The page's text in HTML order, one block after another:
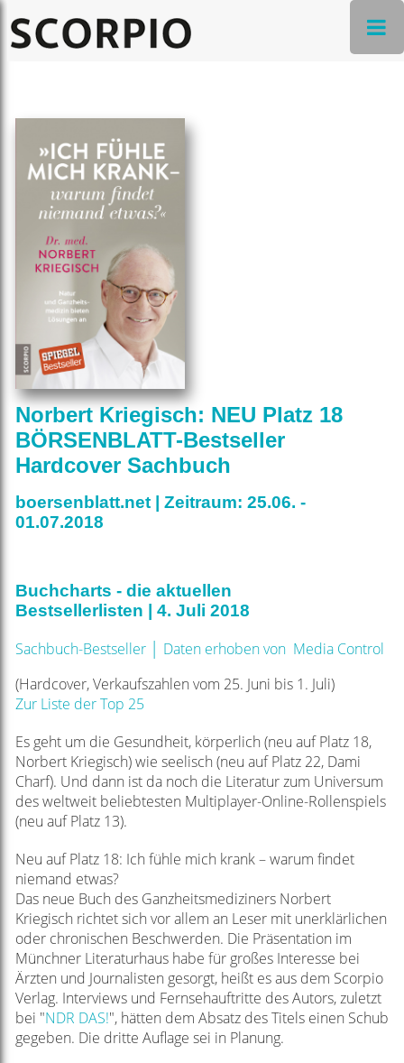
Norbert Kriegisch: NEU Platz 18
BÖRSENBLATT-Bestseller
Hardcover Sachbuch
boersenblatt.net | Zeitraum: 25.06. -
01.07.2018
Buchcharts - die aktuellen
Bestsellerlisten | 4. Juli 2018
Sachbuch-Bestseller | Daten erhoben von Media Control
(Hardcover, Verkaufszahlen vom 25. Juni bis 1. Juli)
Zur Liste der Top 25
Es geht um die Gesundheit, körperlich (neu auf Platz 18,
Norbert Kriegisch) wie seelisch (neu auf Platz 22, Dami
Charf). Und dann ist da noch die Literatur zum Universum
des weltweit beliebtesten Multiplayer-Online-Rollenspiels
(neu auf Platz 13).
Neu auf Platz 18: Ich fühle mich krank – warum findet
niemand etwas?
Das neue Buch des Ganzheitsmediziners Norbert
Kriegisch richtet sich vor allem an Leser mit unerklärlichen
oder chronischen Beschwerden. Die Präsentation im
Münchner Literaturhaus habe für großes Interesse bei
Ärzten und Journalisten gesorgt, heißt es aus dem Scorpio
Verlag. Interviews und Fernsehauftritte des Autors, zuletzt
bei "NDR DAS!", hätten dem Absatz des Titels einen Schub
gegeben. Die dritte Auflage sei in Planung.